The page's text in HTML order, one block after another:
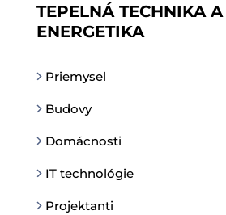
TEPELNÁ TECHNIKA A
ENERGETIKA
Priemysel
Budovy
Domácnosti
IT technológie
Projektanti